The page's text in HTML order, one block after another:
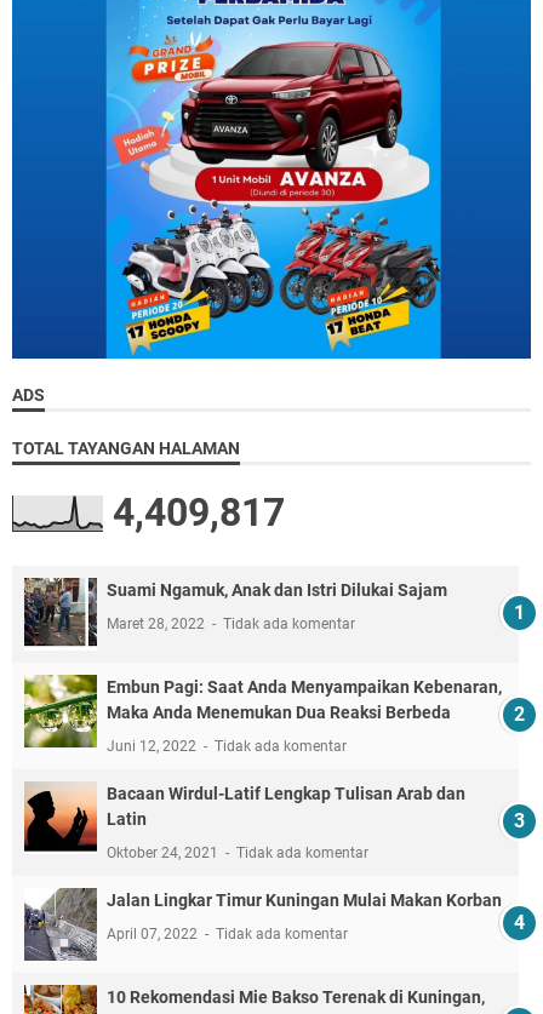
ADS
TOTAL TAYANGAN HALAMAN
4,409,817
Suami Ngamuk, Anak dan Istri Dilukai Sajam
Maret 28, 2022 Tidak ada komentar
Embun Pagi: Saat Anda Menyampaikan Kebenaran,
Maka Anda Menemukan Dua Reaksi Berbeda
Juni 12, 2022 Tidak ada komentar
Bacaan Wirdul-Latif Lengkap Tulisan Arab dan
Latin
Oktober 24, 2021 Tidak ada komentar
Jalan Lingkar Timur Kuningan Mulai Makan Korban
April 07, 2022 Tidak ada komentar
10 Rekomendasi Mie Bakso Terenak di Kuningan,